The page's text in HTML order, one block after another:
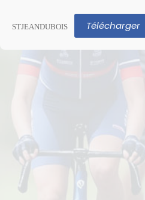
STJEANDUBOIS Télécharger